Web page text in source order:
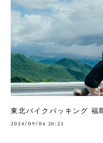
東北バイクパッキング 福
2024/09/06 20:23